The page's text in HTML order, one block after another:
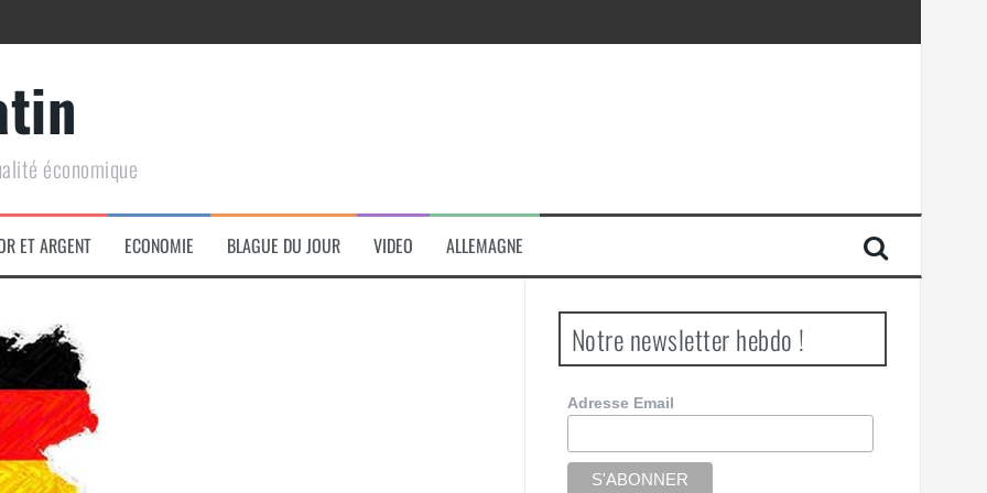
de conquête géopolitique massive
économique
ET ARGENT ECONOMIE BLAGUE DU JOUR VIDEO ALLEMAGNE
Notre newsletter hebdo !
Adresse Email